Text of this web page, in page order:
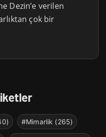
Dezin’e verilen
çok bir
#Mimarlik (265)